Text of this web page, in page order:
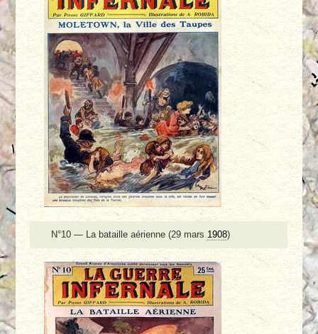
N°10 — La bataille aérienne (29 mars 1908)